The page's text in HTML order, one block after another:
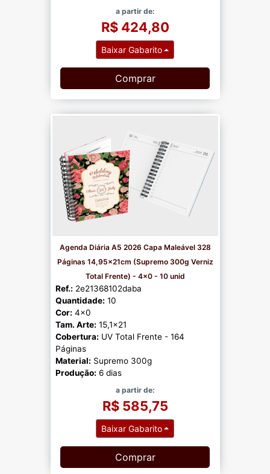
a partir de:
R$ 424,80
Baixar Gabarito
Comprar
Agenda Diária A5 2026 Capa Maleável 328
Páginas 14,95x21cm (Supremo 300g Verniz
Total Frente) - 4x0 - 10 unid
Ref.: 2e21368102daba
Quantidade: 10
Cor: 4x0
Tam. Arte: 15,1x21
Cobertura: UV Total Frente - 164
Páginas
Material: Supremo 300g
Produção: 6 dias
a partir de:
R$ 585,75
Baixar Gabarito
Comprar